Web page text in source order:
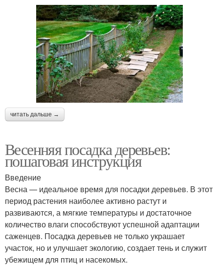
читать дальше →
Весенняя посадка деревьев:
пошаговая инструкция
Введение
Весна — идеальное время для посадки деревьев. В этот
период растения наиболее активно растут и
развиваются, а мягкие температуры и достаточное
количество влаги способствуют успешной адаптации
саженцев. Посадка деревьев не только украшает
участок, но и улучшает экологию, создает тень и служит
убежищем для птиц и насекомых.